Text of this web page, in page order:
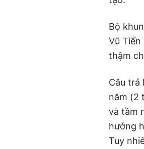
Bộ
Vũ
thậm
Câu trả
năm (2
và tầm
hướng
Tuy